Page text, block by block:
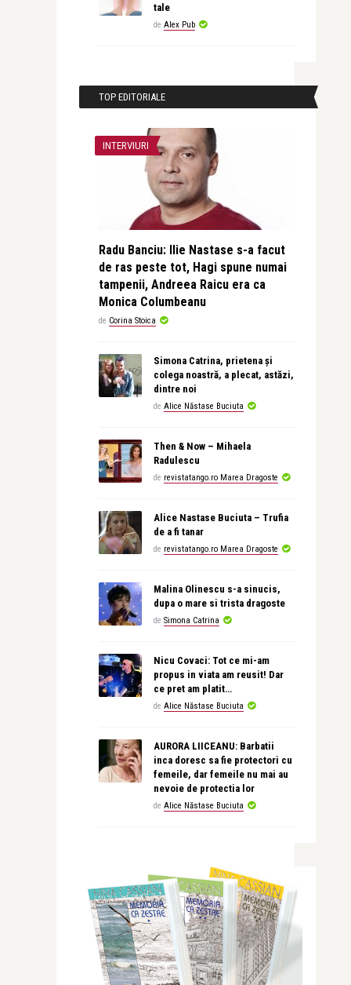
tale
de Alex Pub
TOP EDITORIALE
INTERVIURI
Radu Banciu: Ilie Nastase s-a facut
de ras peste tot, Hagi spune numai
tampenii, Andreea Raicu era ca
Monica Columbeanu
de Corina Stoica
Simona Catrina, prietena și
colega noastră, a plecat, astăzi,
dintre noi
de Alice Năstase Buciuta
Then & Now – Mihaela
Radulescu
de revistatango.ro Marea Dragoste
Alice Nastase Buciuta – Trufia
de a fi tanar
de revistatango.ro Marea Dragoste
Malina Olinescu s-a sinucis,
dupa o mare si trista dragoste
de Simona Catrina
Nicu Covaci: Tot ce mi-am
propus in viata am reusit! Dar
ce pret am platit…
de Alice Năstase Buciuta
AURORA LIICEANU: Barbatii
inca doresc sa fie protectori cu
femeile, dar femeile nu mai au
nevoie de protectia lor
de Alice Năstase Buciuta